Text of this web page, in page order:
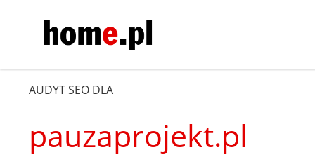
AUDYT SEO DLA
pauzaprojekt.pl